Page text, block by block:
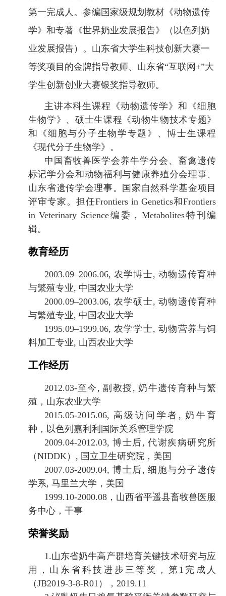
第一完成人。参编国家级规划教材《动物遗传
学》和专著《世界奶业发展报告》
（ 以色列奶
业发展报告） 。山东省大学生科技创新大赛一
等奖项目的金牌指导教师、 山东省“互联网+”大
学生创新创业大赛银奖指导教师。
主讲本科生课程《动物遗传学》和 《细胞
生物学》 、 硕士生课程《动物生物技术专题》
和 《细胞与分子生物学专题》
、博士生课程
《现代分子生物学》。
中国畜牧兽医学会养牛学分会、畜禽遗传
标记学分会和动物福利与健康养殖分会理事、
山东省遗传学会理事。国家自然科学基金项目
评审专家。担任Frontiers in Genetics和Frontiers
in Veterinary Science编委，Metabolites特刊编
辑。
教育经历
2003.09–2006.06, 农学博士, 动物遗传育种
与繁殖专业, 中国农业大学
2000.09–2003.06, 农学硕士, 动物遗传育种
与繁殖专业, 中国农业大学
1995.09–1999.06, 农学学士, 动物营养与饲
料加工专业, 山西农业大学
工作经历
2012.03-至今,副教授 ,奶牛遗传育种与繁
殖， 山东农业大学
2015.05-2015.06, 高级访问学者,奶牛育
种 ，以色列嘉利利国际关系管理学院
2009.04-2012.03, 博士后,代谢疾病研究所
（NIDDK） , 国立卫生研究院，美国
2007.03-2009.04, 博士后, 细胞与分子遗传
学系, 马里兰大学， 美国
1999.10-2000.08，山西省平遥县畜牧兽医服
务中心，干事
荣誉奖励
1.山东省奶牛高产群培育关键技术研究与应
用，山东省科技进步三等奖，第 1完成人
（JB2019-3-8-R01），2019.11